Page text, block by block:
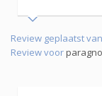
Review geplaatst
Review voor